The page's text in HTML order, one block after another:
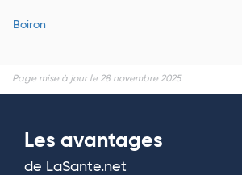
Boiron
Page mise à jour le 28 novembre 2025
Les avantages
de LaSante.net